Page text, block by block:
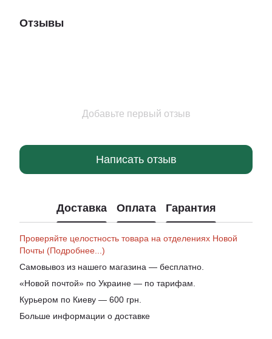
Отзывы
Добавьте первый отзыв
Написать отзыв
Доставка Оплата Гарантия
Проверяйте целостность товара на отделениях Новой
Почты (Подробнее...)
Самовывоз из нашего магазина — бесплатно.
«Новой почтой» по Украине — по тарифам.
Курьером по Киеву — 600 грн.
Больше информации о доставке